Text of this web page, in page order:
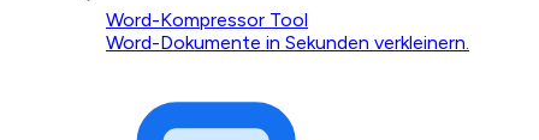
Word-Kompressor Tool
Word-Dokumente in Sekunden verkleinern.